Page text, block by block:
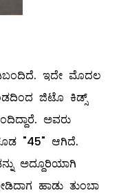
ಇದೇ ಮೊದಲ
ಜಿಟೊ ಕಿಡ್ಸ್
ಅವರು
"45" ಆಗಿದೆ.
ಅದ್ದೂರಿಯಾಗಿ
ಹಾಡು‌ ತುಂಬಾ